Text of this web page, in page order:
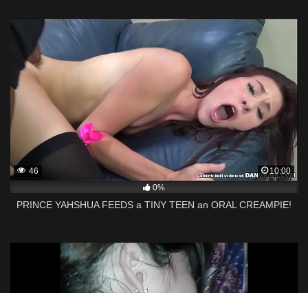
46
10:00
0%
PRINCE YAHSHUA FEEDS a TINY TEEN an ORAL CREAMPIE!